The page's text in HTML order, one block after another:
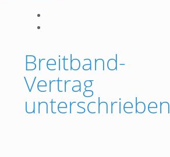
Breitband-
Vertrag
unterschrieben